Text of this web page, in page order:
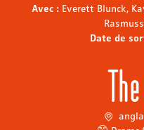
Avec : Everett Blunck,
Date de